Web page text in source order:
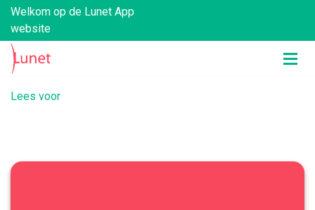
Welkom op de Lunet App
website
Lees voor